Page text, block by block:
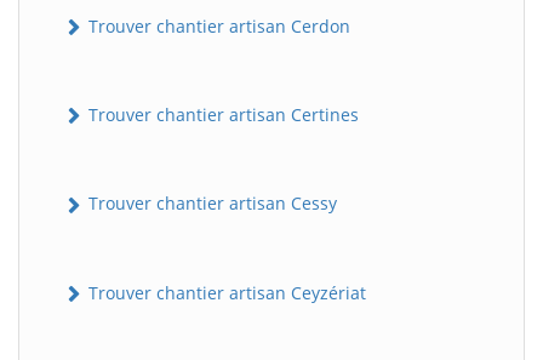
Trouver chantier artisan Cerdon
Trouver chantier artisan Certines
Trouver chantier artisan Cessy
Trouver chantier artisan Ceyzériat